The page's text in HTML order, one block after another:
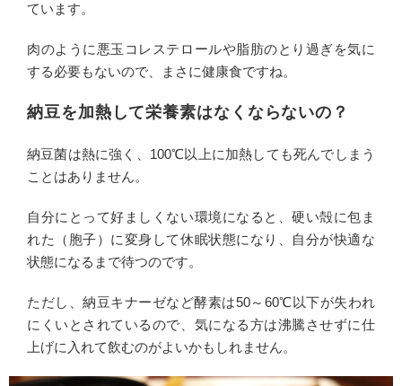
ています。
肉のように悪玉コレステロールや脂肪のとり過ぎを気に
する必要もないので、まさに健康食ですね。
納豆を加熱して栄養素はなくならないの？
納豆菌は熱に強く、100℃以上に加熱しても死んでしまう
ことはありません。
自分にとって好ましくない環境になると、硬い殻に包ま
れた（胞子）に変身して休眠状態になり、自分が快適な
状態になるまで待つのです。
ただし、納豆キナーゼなど酵素は50～60℃以下が失われ
にくいとされているので、気になる方は沸騰させずに仕
上げに入れて飲むのがよいかもしれません。